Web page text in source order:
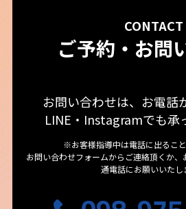
CONTACT
ご予約・お問
お問い合わせは、お電話
LINE・Instagramでも承
※お客様指導中は電話に出ること
お問い合わせフォームからご連絡頂くか
通電話にお願いいたし